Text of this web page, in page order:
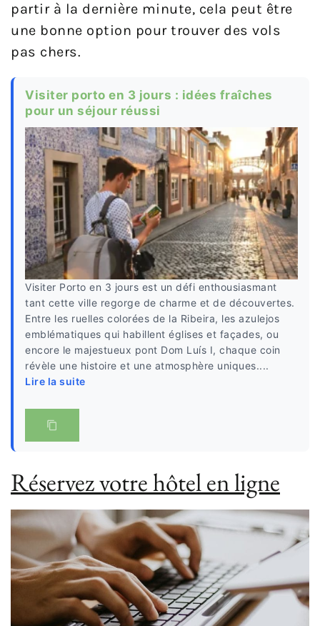
partir à la dernière minute, cela peut être
une bonne option pour trouver des vols
pas chers.
Visiter porto en 3 jours : idées fraîches
pour un séjour réussi
Visiter Porto en 3 jours est un défi enthousiasmant
tant cette ville regorge de charme et de découvertes.
Entre les ruelles colorées de la Ribeira, les azulejos
emblématiques qui habillent églises et façades, ou
encore le majestueux pont Dom Luís I, chaque coin
révèle une histoire et une atmosphère uniques....
Lire la suite
Réservez votre hôtel en ligne